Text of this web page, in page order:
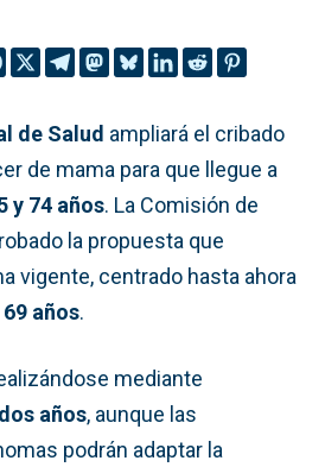
de Salud ampliará el cribado
de mama para que llegue a
y 74 años. La Comisión de
la propuesta que
vigente, centrado hasta ahora
69 años.
mediante
años, aunque las
podrán adaptar la